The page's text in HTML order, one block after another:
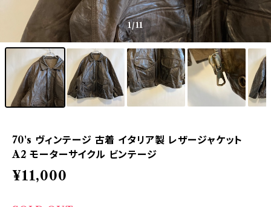
1/11
70's ヴィンテージ 古着 イタリア製 レザージャケット
A2 モーターサイクル ビンテージ
¥11,000